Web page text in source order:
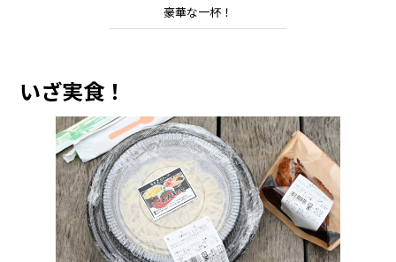
豪華な一杯！
いざ実食！